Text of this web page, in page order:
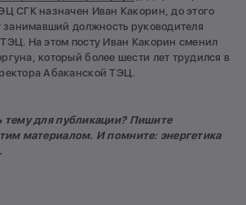
СГК назначен Иван Какорин, до этого
занимавший должность руководителя
На этом посту Иван Какорин сменил
который более шести лет трудился в
Абаканской ТЭЦ.
тему для публикации? Пишите
материалом. И помните: энергетика